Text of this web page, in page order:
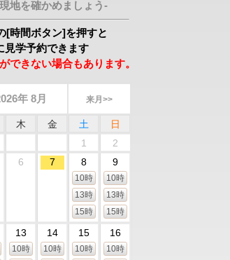
地を確かめましょう-
[時間ボタン]を押すと
見学予約できます
できない場合もあります。
年 8月 来月>>
木 金 土
日
1
2
6 7 8
10時
13時
15時
9
10時
13時
15時
13
10時
14
10時
15
10時
16
10時